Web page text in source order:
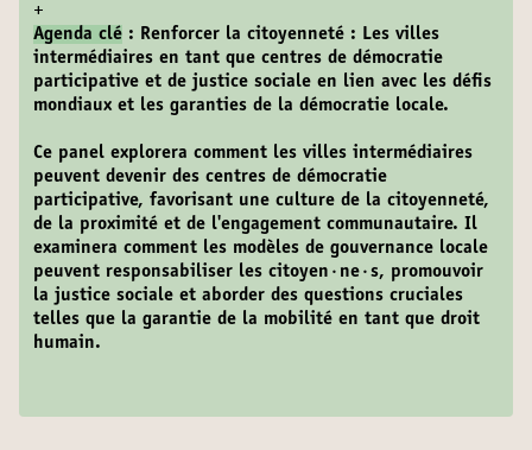
+
Agenda clé : Renforcer la citoyenneté : Les villes
intermédiaires en tant que centres de démocratie
participative et de justice sociale en lien avec les défis
mondiaux et les garanties de la démocratie locale.
Ce panel explorera comment les villes intermédiaires
peuvent devenir des centres de démocratie
participative, favorisant une culture de la citoyenneté,
de la proximité et de l'engagement communautaire. Il
examinera comment les modèles de gouvernance locale
peuvent responsabiliser les citoyen·ne·s, promouvoir
la justice sociale et aborder des questions cruciales
telles que la garantie de la mobilité en tant que droit
humain.